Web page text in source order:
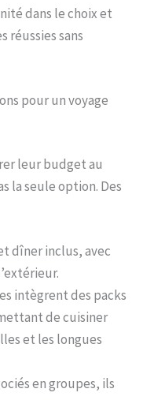
dans le choix et
réussies sans
pour un voyage
leur budget au
la seule option. Des
dîner inclus, avec
intègrent des packs
de cuisiner
et les longues
en groupes, ils